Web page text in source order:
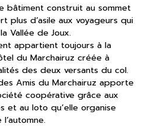
bâtiment construit au sommet
plus d’asile aux voyageurs qui
Vallée de Joux.
appartient toujours à la
du Marchairuz créée à
des deux versants du col.
Amis du Marchairuz apporte
coopérative grâce aux
et au loto qu’elle organise